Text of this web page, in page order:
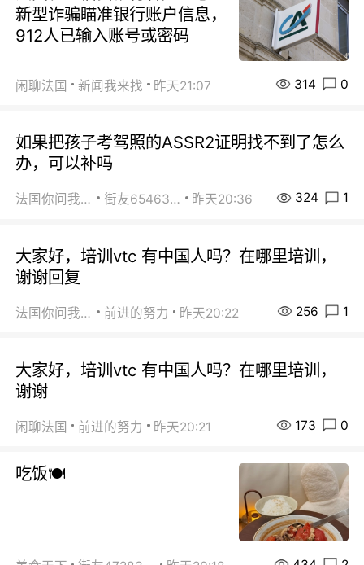
新型诈骗瞄准银行账户信息，
912人已输入账号或密码
闲聊法国 新闻我来找 昨天21:07 314 0
如果把孩子考驾照的ASSR2证明找不到了怎么
办，可以补吗
法国你问我答 街友65463281 昨天20:36 324 1
大家好，培训vtc 有中国人吗？在哪里培训，
谢谢回复
法国你问我答 前进的努力 昨天20:22 256 1
大家好，培训vtc 有中国人吗？在哪里培训，
谢谢
闲聊法国 前进的努力 昨天20:21 173 0
吃饭🍽️